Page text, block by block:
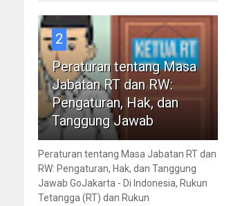
2
Peraturan tentang Masa
Jabatan RT dan RW:
Pengaturan, Hak, dan
Tanggung Jawab
Peraturan tentang Masa Jabatan RT dan
RW: Pengaturan, Hak, dan Tanggung
Jawab GoJakarta - Di Indonesia, Rukun
Tetangga (RT) dan Rukun